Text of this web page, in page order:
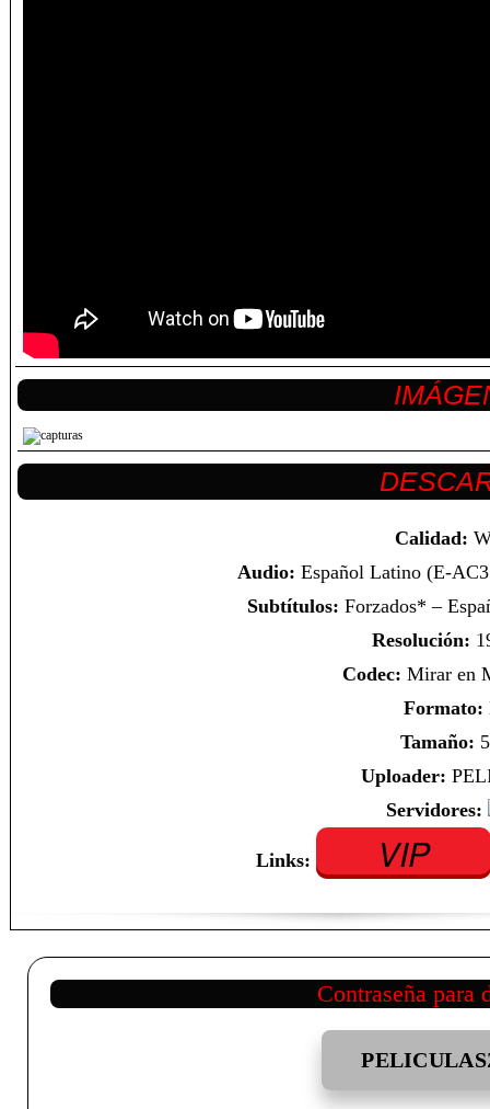
Calidad:
Audio: Español Latino (E-
Subtítulos: Forzados* –
Resolución:
Codec: Mirar en
Formato:
Tamaño:
Uploader:
Servidores:
Links: VIP
Contraseña para